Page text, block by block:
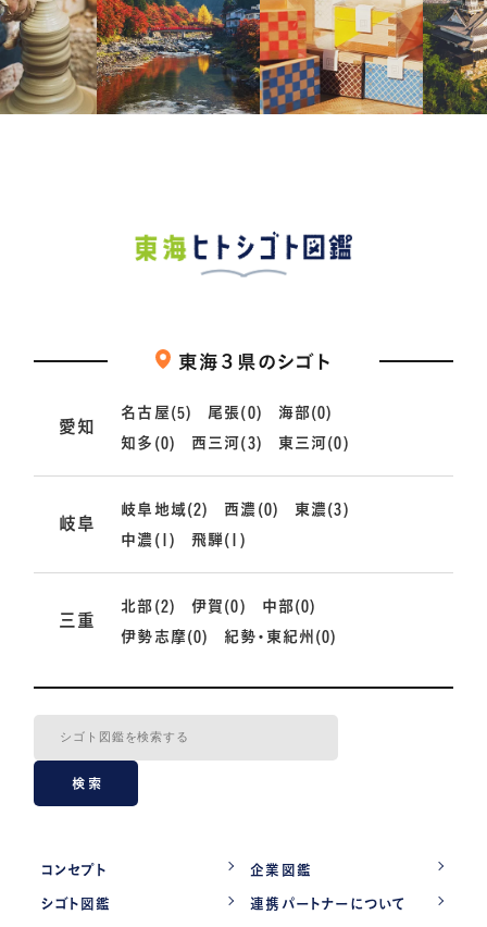
東海３県のシゴト
愛知
名古屋(5) 尾張(0)
海部(0)
知多(0)
西三河(3) 東三河(0)
岐阜
岐阜地域(2) 西濃(0)
東濃(3)
中濃(1)
飛騨(1)
三重
北部(2) 伊賀(0)
中部(0)
伊勢志摩(0)
紀勢・東紀州(0)
検索
コンセプト 企業図鑑
シゴト図鑑 連携パートナーについて